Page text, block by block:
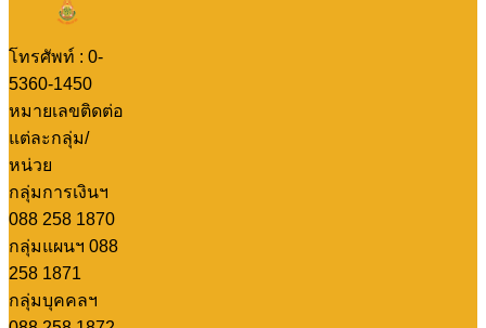
โทรศัพท์ : 0-
5360-1450
หมายเลขติดต่อ
แต่ละกลุ่ม/
หน่วย
กลุ่มการเงินฯ
088 258 1870
กลุ่มแผนฯ 088
258 1871
กลุ่มบุคคลฯ